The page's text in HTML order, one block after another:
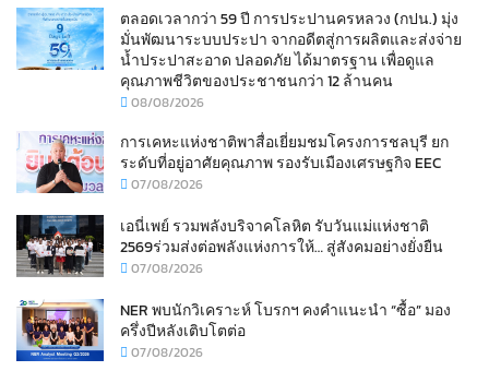
ตลอดเวลากว่า 59 ปี การประปานครหลวง (กปน.) มุ่ง
มั่นพัฒนาระบบประปา จากอดีตสู่การผลิตและส่งจ่าย
น้ำประปาสะอาด ปลอดภัย ได้มาตรฐาน เพื่อดูแล
คุณภาพชีวิตของประชาชนกว่า 12 ล้านคน
08/08/2026
การเคหะแห่งชาติพาสื่อเยี่ยมชมโครงการชลบุรี ยก
ระดับที่อยู่อาศัยคุณภาพ รองรับเมืองเศรษฐกิจ EEC
07/08/2026
เอนี่เพย์ รวมพลังบริจาคโลหิต รับวันแม่แห่งชาติ
2569ร่วมส่งต่อพลังแห่งการให้… สู่สังคมอย่างยั่งยืน
07/08/2026
NER พบนักวิเคราะห์ โบรกฯ คงคำแนะนำ “ซื้อ” มอง
ครึ่งปีหลังเติบโตต่อ
07/08/2026